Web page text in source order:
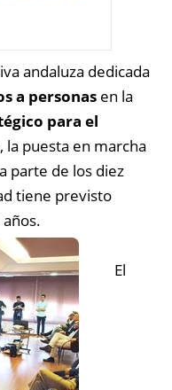
andaluza dedicada
a personas en la
para el
la puesta en marcha
parte de los diez
tiene previsto
El